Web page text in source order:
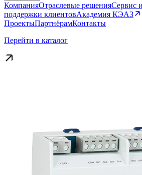
КомпанияОтраслевые решенияСервис
поддержки клиентовАкадемия КЭАЗ
ПроектыПартнёрамКонтакты
Перейти в каталог